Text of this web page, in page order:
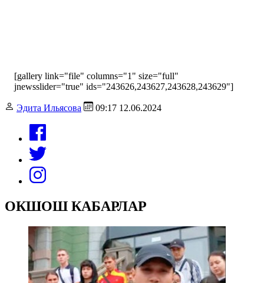
[gallery link="file" columns="1" size="full"
jnewsslider="true" ids="243626,243627,243628,243629"]
Эдита Ильясова 09:17 12.06.2024
ОКШОШ КАБАРЛАР